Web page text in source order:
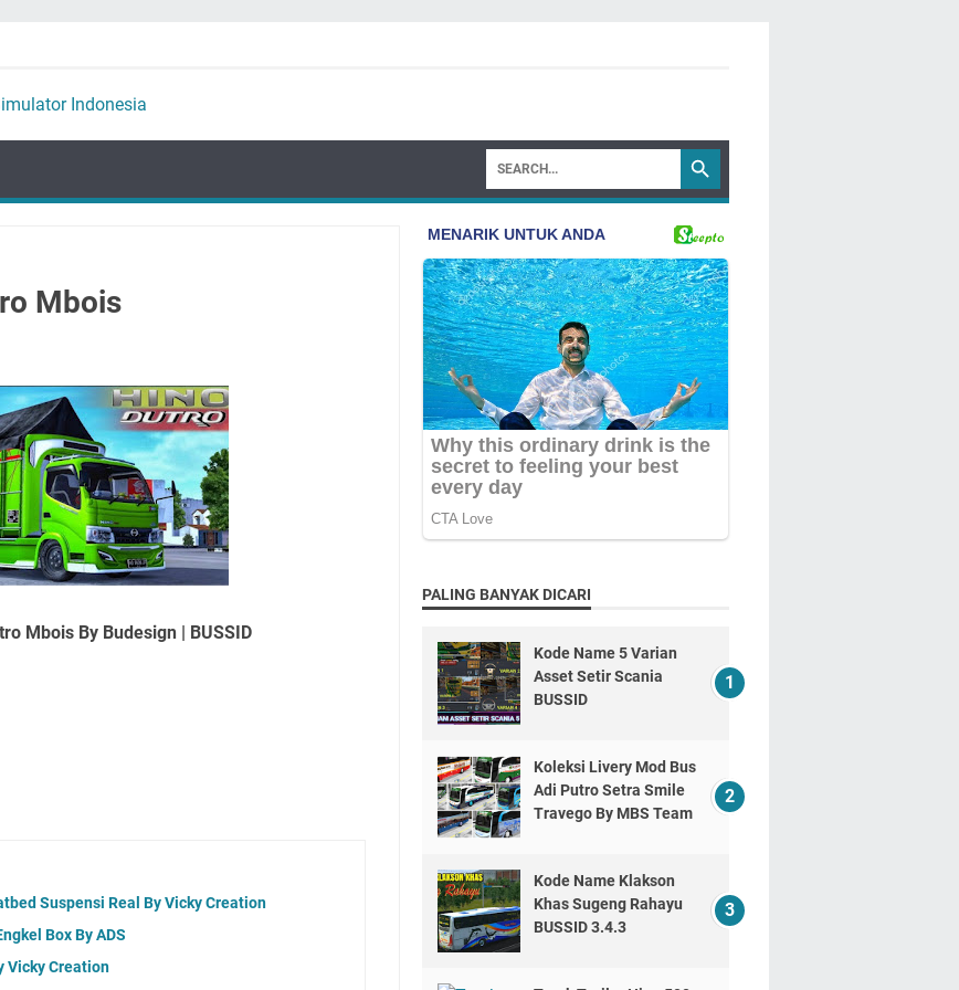
Mbois
Mbois By Budesign | BUSSID
Suspensi Real By Vicky Creation
Box By ADS
Vicky Creation
PALING BANYAK DICARI
Kode Name 5 Varian
Asset Setir Scania
BUSSID
Koleksi Livery Mod Bus
Adi Putro Setra Smile
Travego By MBS Team
Kode Name Klakson
Khas Sugeng Rahayu
BUSSID 3.4.3